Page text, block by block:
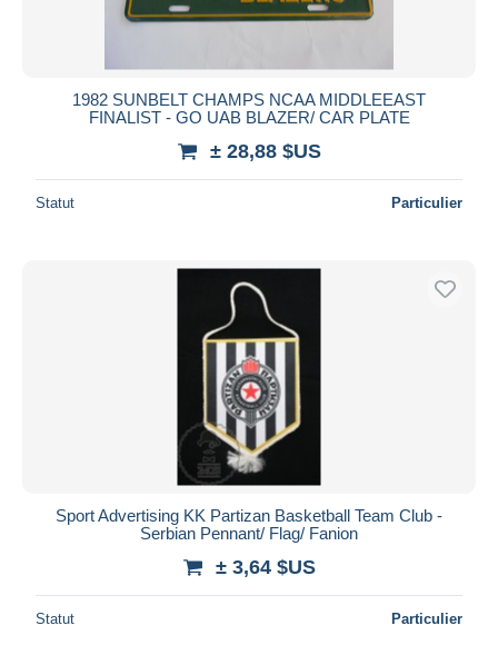
1982 SUNBELT CHAMPS NCAA MIDDLEEAST
FINALIST - GO UAB BLAZER/ CAR PLATE
± 28,88 $US
Statut Particulier
Sport Advertising KK Partizan Basketball Team Club -
Serbian Pennant/ Flag/ Fanion
± 3,64 $US
Statut Particulier